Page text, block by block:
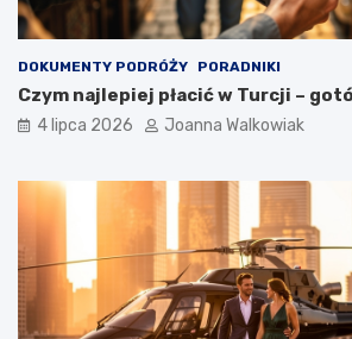
DOKUMENTY PODRÓŻY PORADNIKI
Czym najlepiej płacić w Turcji –
4 lipca 2026 Joanna Walkowiak